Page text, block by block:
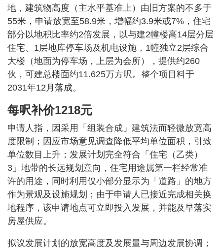
地，建筑物高度（主水平基准上）由旧方案的不多于
55米，申请放宽至58.9米，增幅约3.9米或7%，住宅
部分以地积比率约2倍发展，以与建2幢楼高14层分层
住宅、1层地库停车场及机电设施，1幢独立2层综合
大楼（地面为停车场，上层为会所），提供约260
伙，可建总楼面约11.625万方呎。整个项目料于
2031年12月落成。
每呎补价1218元
申请人指，因采用「组装合成」建筑法而轻微放宽高
度限制；因应市场意见调查降低平均单位面积，引致
单位数目上升；发展计划完全符合「住宅（乙类）
3」地带的长远规划意向，住宅用途属第一栏经常准
许的用途，同时利用仅小部分显示为「道路」的地方
作为景观及设施规划；由于申请人已接近完成相关换
地程序，该申请地点可立即投入发展，并能及早落实
房屋供应。
拟议发展计划的放宽高度及发展量与周边发展协调；